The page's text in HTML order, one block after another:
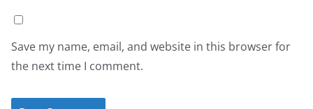
Save my name, email, and website in this browser for
the next time I comment.